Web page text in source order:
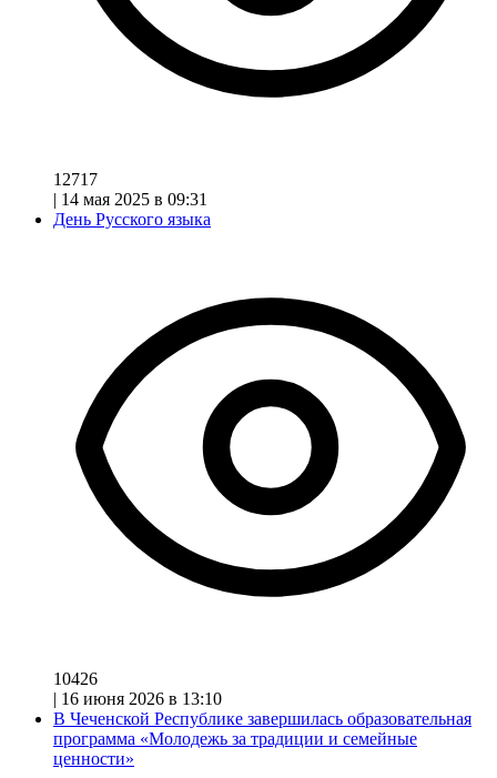
12717
| 14 мая 2025 в 09:31
День Русского языка
10426
| 16 июня 2026 в 13:10
В Чеченской Республике завершилась образовательная
программа «Молодежь за традиции и семейные
ценности»